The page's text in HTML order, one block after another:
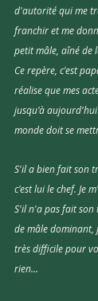
d'autorité qui me
franchir et me
petit mâle, aîné de
Ce repère, c'est
réalise que mes
jusqu'à
monde doit se
S'il a bien fait son
c'est lui le chef. Je
S'il n'a pas fait
de mâle dominant,
très difficile pour
rien...